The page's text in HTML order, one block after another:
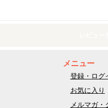
メニュー
登録・ログ
お気に入り
メルマガ・